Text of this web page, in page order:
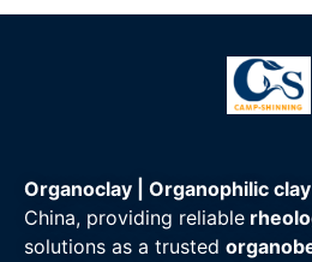
Organoclay | Organophilic
China, providing reliable
solutions as a trusted